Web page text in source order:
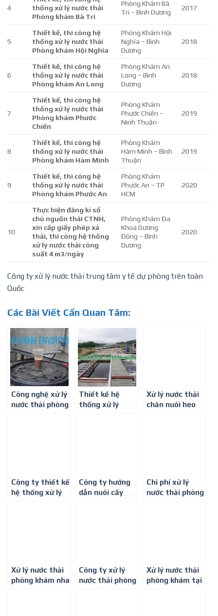
4
thống xử lý nước thải
Phòng khám Bà Tri
Phòng Khám Bà
Tri – Bình Dương
2017
5
Thiết kế, thi công hệ
thống xử lý nước thải
Phòng khám Hội Nghĩa
Phòng Khám Hội
Nghĩa – Bình
Dương
2018
6
Thiết kế, thi công hệ
thống xử lý nước thải
Phòng khám An Long
Phòng Khám An
Long – Bình
Dương
2018
7
Thiết kế, thi công hệ
thống xử lý nước thải
Phòng khám Phước
Chiến
Phòng Khám
Phước Chiến –
Ninh Thuận
2019
8
Thiết kế, thi công hệ
thống xử lý nước thải
Phòng khám Hàm Minh
Phòng Khám
Hàm Minh – Bình
Thuận
2019
9
Thiết kế, thi công hệ
thống xử lý nước thải
Phòng khám Phước An
Phòng Khám
Phước An – TP
HCM
2020
10
Thực hiện đăng kí sổ
chủ nguồn thải CTNH,
xin cấp giấy phép xả
thải, thi công hệ thống
xử lý nước thải công
suất 4 m3/ngày
Phòng Khám Đa
Khoa Dương
Đông – Bình
Dương
2020
Công ty xử lý nước thải trung tâm y tế dự phòng trên toàn
Quốc
Các Bài Viết Cần Quan Tâm:
Công nghệ xử lý
nước thải phòng
Thiết kế hệ
thống xử lý
Xử lý nước thải
chăn nuôi heo
Công ty thiết kế
hệ thống xử lý
Công ty hướng
dẫn nuôi cấy
Chi phí xử lý
nước thải phòng
Xử lý nước thải
phòng khám nha
Công ty xử lý
nước thải phòng
Xử lý nước thải
phòng khám tại